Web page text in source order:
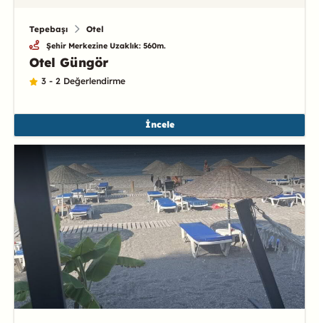
Tepebaşı Otel
Şehir Merkezine Uzaklık: 560m.
Otel Güngör
3 - 2 Değerlendirme
İncele